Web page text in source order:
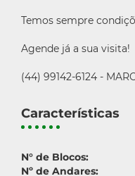
Temos sempre
Agende já a sua visita!
(44) 99142-6124 -
Características
N° de Blocos:
Nº de Andares: